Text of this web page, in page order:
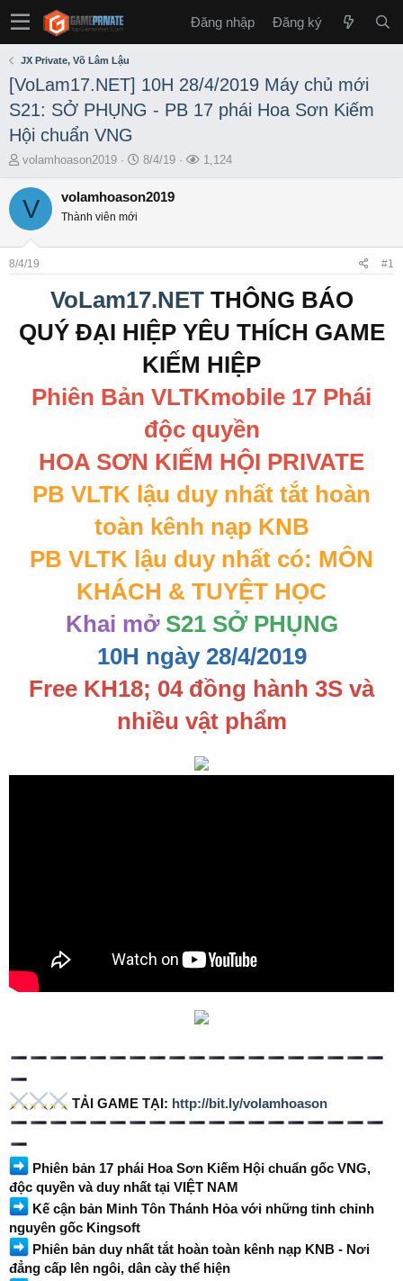
Đăng nhập Đăng ký
JX Private, Võ Lâm Lậu
[VoLam17.NET] 10H 28/4/2019 Máy chủ mới
S21: SỞ PHỤNG - PB 17 phái Hoa Sơn Kiếm
Hội chuẩn VNG
T
r
e
s
t
e
volamhoason2019
S
a
e
8/4/19
L1,124
V volamhoason2019
Thành viên mới
8/4/19 #1
VoLam17.NET THÔNG BÁO
QUÝ ĐẠI HIỆP YÊU THÍCH GAME
KIẾM HIỆP
Phiên Bản VLTKmobile 17 Phái
độc quyền
HOA SƠN KIẾM HỘI PRIVATE
PB VLTK lậu duy nhất tắt hoàn
toàn kênh nạp KNB
PB VLTK lậu duy nhất có: MÔN
KHÁCH & TUYỆT HỌC
Khai mở S21 SỞ PHỤNG
10H ngày 28/4/2019
Free KH18; 04 đồng hành 3S và
nhiều vật phẩm
TẢI GAME TẠI: http://bit.ly/volamhoason
Phiên bản 17 phái Hoa Sơn Kiếm Hội chuẩn gốc VNG,
độc quyền và duy nhất tại VIỆT NAM
Kế cận bản Minh Tôn Thánh Hỏa với những tinh chỉnh
nguyên gốc Kingsoft
Phiên bản duy nhất tắt hoàn toàn kênh nạp KNB - Nơi
đẳng cấp lên ngôi, dân cày thể hiện